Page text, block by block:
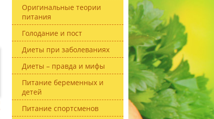
Оригинальные теории
питания
Голодание и пост
Диеты при заболеваниях
Диеты – правда и мифы
Питание беременных и
детей
Питание спортсменов